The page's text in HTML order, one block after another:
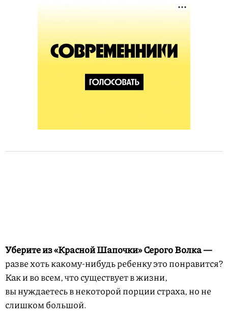
Уберите из «Красной Шапочки» Серого Волка —
разве хоть какому-нибудь ребенку это понравится?
Как и во всем, что существует в жизни,
вы нуждаетесь в некоторой порции страха, но не
слишком большой.